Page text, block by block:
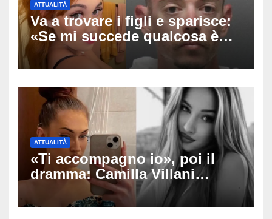
ATTUALITÀ
Va a trovare i figli e sparisce:
«Se mi succede qualcosa è
stato lui», Tatiana McIntyre
trovata morta a Fresno
ATTUALITÀ
«Ti accompagno io», poi il
dramma: Camilla Villani
muore a 20 anni dopo lo
schianto contro un muro,